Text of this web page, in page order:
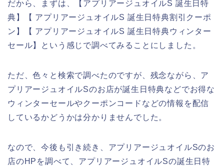
だから、まずは、【アプリアージュオイルS 誕生日特
典】【 アプリアージュオイルS 誕生日特典割引クーポ
ン】【 アプリアージュオイルS 誕生日特典ウィンター
セール】という感じで調べてみることにしました。
ただ、色々と検索で調べたのですが、残念ながら、ア
プリアージュオイルSのお店が誕生日特典などでお得な
ウィンターセールやクーポンコードなどの情報を配信
しているかどうかは分かりませんでした。
なので、今後も引き続き、アプリアージュオイルSのお
店のHPを調べて、アプリアージュオイルSの誕生日特